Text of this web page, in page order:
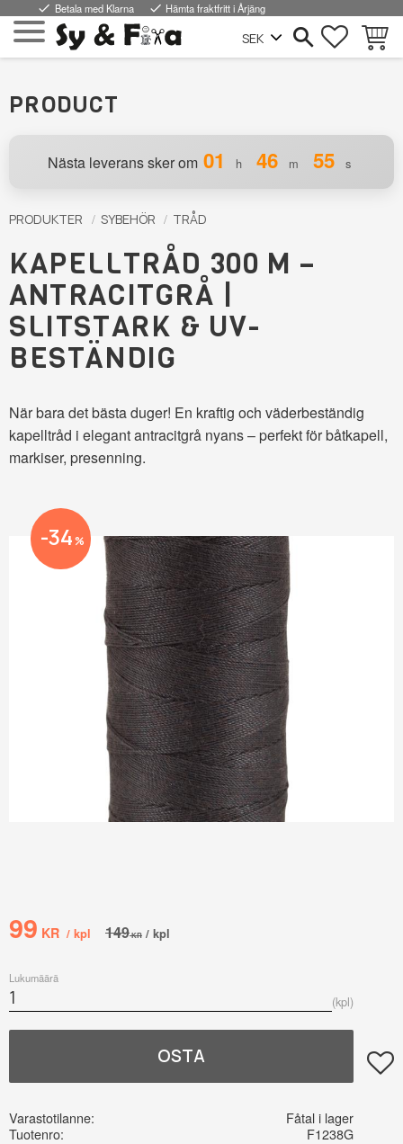
Valikko
done Betala med Klarna done Hämta fraktfritt i Årjäng
PRODUCT
Nästa leverans sker om 01 h 46 m 55 s
PRODUKTER SYBEHÖR TRÅD
KAPELLTRÅD 300 M –
ANTRACITGRÅ |
SLITSTARK & UV-
BESTÄNDIG
När bara det bästa duger! En kraftig och väderbeständig
kapelltråd i elegant antracitgrå nyans – perfekt för båtkapell,
markiser, presenning.
34 %
Alennettu hinta:
99 KR / kpl Alkuperäinen hinta:
149KR / kpl
Lukumäärä
kpl
OSTA
Varastotilanne
Fåtal i lager
Tuotenro
F1238G